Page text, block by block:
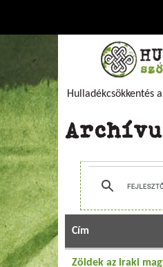
Hulladékcsökkentés
Cím
Zöldek az iraki